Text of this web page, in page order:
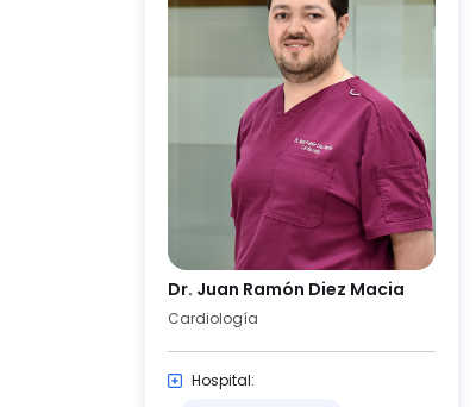
Dr. Juan Ramón Diez Macia
Cardiología
Hospital: